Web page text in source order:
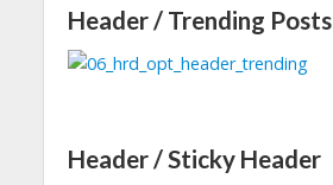
Header / Trending Posts
Header / Sticky Header